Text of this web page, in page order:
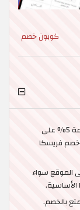
كوبون خصم
تمتع بخصم موقع فريسكا قطر الحصري بقيمة 5% على
خصم فريسكا
الموقع سواء
الأساسية.
بالخصم.